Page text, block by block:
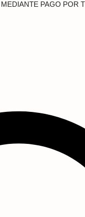
PAGO